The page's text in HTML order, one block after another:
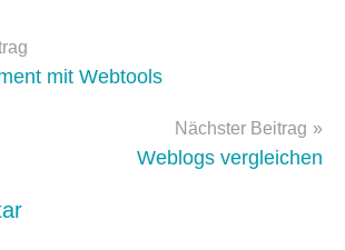
mit Webtools
Nächster Beitrag
Weblogs vergleichen